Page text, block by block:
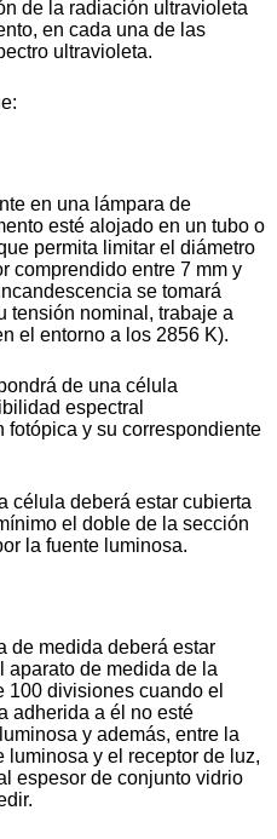
de la radiación ultravioleta
en cada una de las
ultravioleta.
en una lámpara de
esté alojado en un tubo o
permita limitar el diámetro
comprendido entre 7 mm y
se tomará
tensión nominal, trabaje a
el entorno a los 2856 K).
de una célula
espectral
fotópica y su correspondiente
célula deberá estar cubierta
el doble de la sección
la fuente luminosa.
de medida deberá estar
aparato de medida de la
100 divisiones cuando el
adherida a él no esté
y además, entre la
luminosa y el receptor de luz,
espesor de conjunto vidrio